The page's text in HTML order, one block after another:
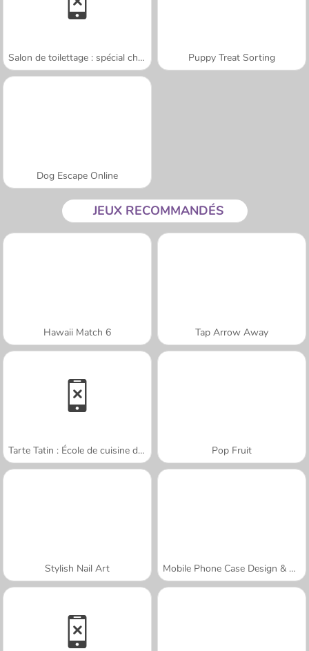
Salon de toilettage : spécial chats Puppy Treat Sorting
Dog Escape Online
JEUX RECOMMANDÉS
Hawaii Match 6 Tap Arrow Away
Tarte Tatin : École de cuisine de Sara Pop Fruit
Stylish Nail Art Mobile Phone Case Design & DIY